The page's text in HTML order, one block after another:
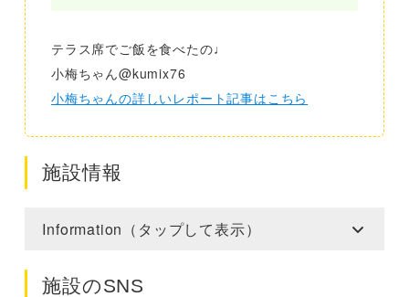
テラス席でご飯を食べたの♩
小梅ちゃん@kumix76
小梅ちゃんの詳しいレポート記事はこちら
施設情報
Information（タップして表示）
施設のSNS